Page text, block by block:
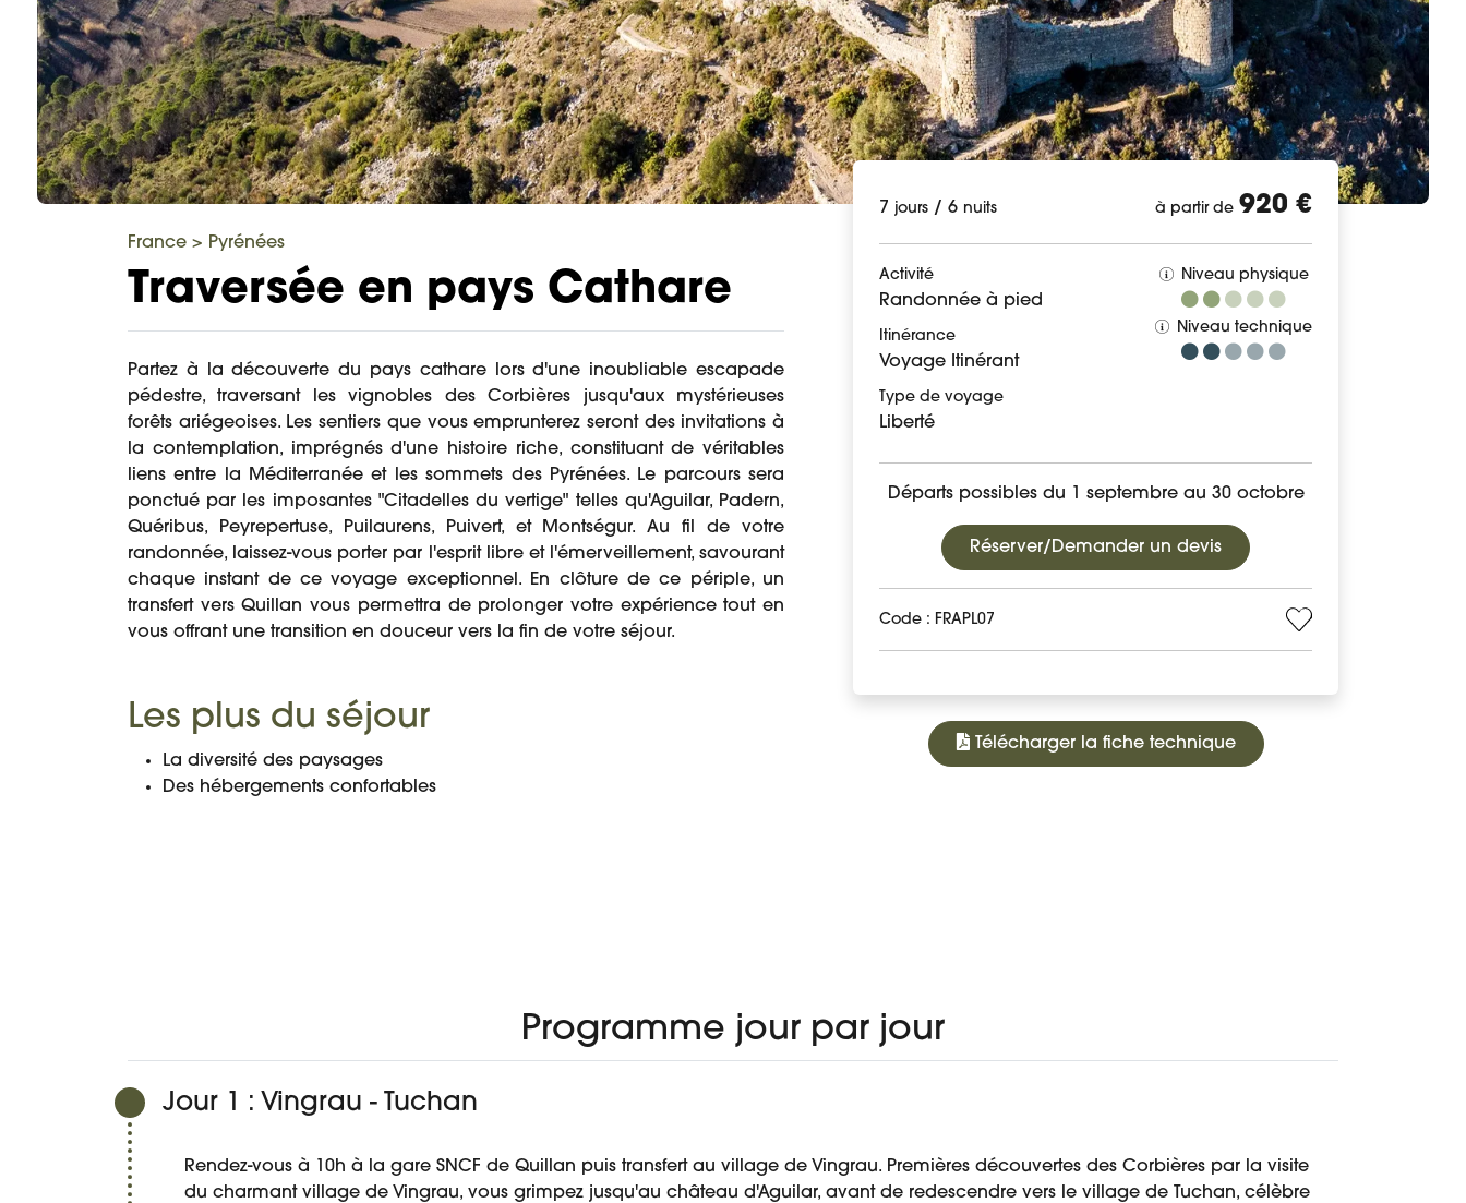
France > Pyrénées
Traversée en pays Cathare
Partez à la découverte du pays cathare lors d'une inoubliable escapade
pédestre, traversant les vignobles des Corbières jusqu'aux mystérieuses
forêts ariégeoises. Les sentiers que vous emprunterez seront des invitations à
la contemplation, imprégnés d'une histoire riche, constituant de véritables
liens entre la Méditerranée et les sommets des Pyrénées. Le parcours sera
ponctué par les imposantes "Citadelles du vertige" telles qu'Aguilar, Padern,
Quéribus, Peyrepertuse, Puilaurens, Puivert, et Montségur. Au fil de votre
randonnée, laissez-vous porter par l'esprit libre et l'émerveillement, savourant
chaque instant de ce voyage exceptionnel. En clôture de ce périple, un
transfert vers Quillan vous permettra de prolonger votre expérience tout en
vous offrant une transition en douceur vers la fin de votre séjour.
Les plus du séjour
La diversité des paysages
Des hébergements confortables
7 jours / 6 nuits à partir de 920 €
Activité
Randonnée à pied
Itinérance
Voyage Itinérant
Type de voyage
Liberté
Niveau physique
Niveau technique
Départs possibles du 1 septembre au 30 octobre
Réserver/Demander un devis
Code : FRAPL07
Télécharger la fiche technique
Programme jour par jour
Jour 1 : Vingrau - Tuchan
Rendez-vous à 10h à la gare SNCF de Quillan puis transfert au village de Vingrau. Premières découvertes des Corbières par la visite
du charmant village de Vingrau, vous grimpez jusqu'au château d'Aguilar, avant de redescendre vers le village de Tuchan, célèbre